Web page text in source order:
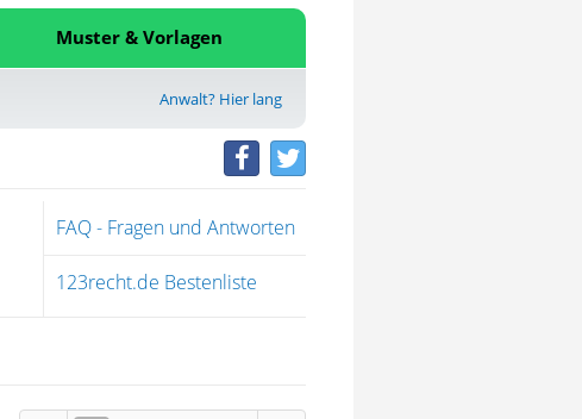
Muster & Vorlagen
Anwalt? Hier lang
FAQ - Fragen und Antworten
123recht.de Bestenliste